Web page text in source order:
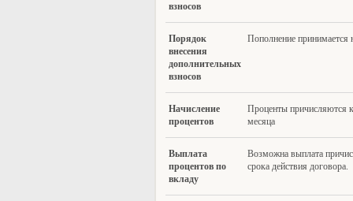
взносов
Порядок
внесения
дополнительных
взносов
Пополнение принимается
Начисление
процентов
Проценты причисляются
месяца
Выплата
процентов по
вкладу
Возможна выплата
срока действия договора.